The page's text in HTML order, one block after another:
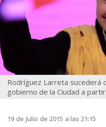
Rodríguez Larreta sucederá
gobierno de la Ciudad a
19 de Julio de 2015 a las 21:15